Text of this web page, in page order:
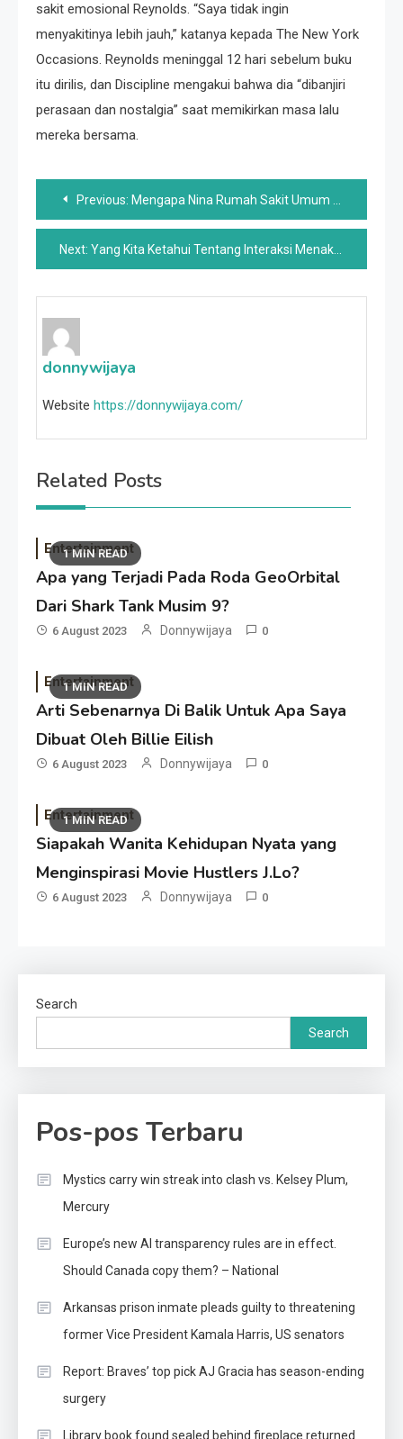
sakit emosional Reynolds. “Saya tidak ingin
menyakitinya lebih jauh,” katanya kepada The New York
Occasions. Reynolds meninggal 12 hari sebelum buku
itu dirilis, dan Discipline mengakui bahwa dia “dibanjiri
perasaan dan nostalgia” saat memikirkan masa lalu
mereka bersama.
Post
navigation
Previous: Mengapa Nina Rumah Sakit Umum Pernah Mengira Sasha Adalah Putrinya
Next: Yang Kita Ketahui Tentang Interaksi Menakutkan Blake Vigorous Dengan Paparazzi Menguntit Anak-anaknya
donnywijaya
Website https://donnywijaya.com/
Related Posts
1 MIN READ
Entertainment
Apa yang Terjadi Pada Roda GeoOrbital
Dari Shark Tank Musim 9?
6 August 2023 Donnywijaya 0
1 MIN READ
Entertainment
Arti Sebenarnya Di Balik Untuk Apa Saya
Dibuat Oleh Billie Eilish
6 August 2023 Donnywijaya 0
1 MIN READ
Entertainment
Siapakah Wanita Kehidupan Nyata yang
Menginspirasi Movie Hustlers J.Lo?
6 August 2023 Donnywijaya 0
Search
Search
Pos-pos Terbaru
Mystics carry win streak into clash vs. Kelsey Plum,
Mercury
Europe’s new AI transparency rules are in effect.
Should Canada copy them? – National
Arkansas prison inmate pleads guilty to threatening
former Vice President Kamala Harris, US senators
Report: Braves’ top pick AJ Gracia has season-ending
surgery
Library book found sealed behind fireplace returned